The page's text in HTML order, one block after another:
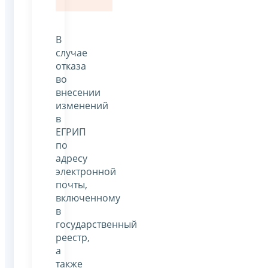
В
случае
отказа
во
внесении
изменений
в
ЕГРИП
по
адресу
электронной
почты,
включенному
в
государственный
реестр,
а
также